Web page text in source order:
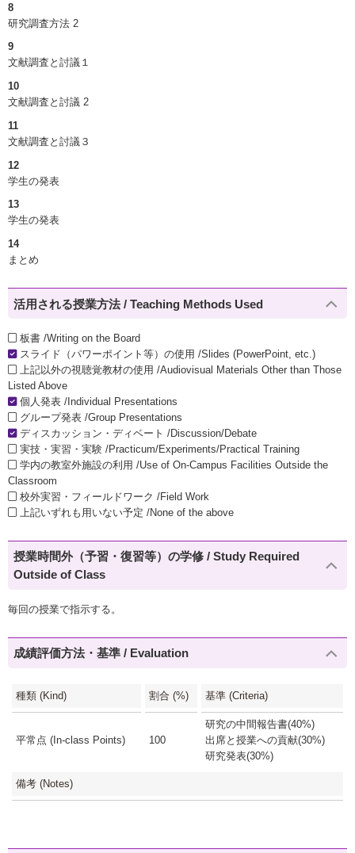
8
研究調査方法 2
9
文献調査と討議１
10
文献調査と討議 2
11
文献調査と討議３
12
学生の発表
13
学生の発表
14
まとめ
活用される授業方法 / Teaching Methods Used
板書 /Writing on the Board
スライド（パワーポイント等）の使用 /Slides (PowerPoint, etc.)
上記以外の視聴覚教材の使用 /Audiovisual Materials Other than Those
Listed Above
個人発表 /Individual Presentations
グループ発表 /Group Presentations
ディスカッション・ディベート /Discussion/Debate
実技・実習・実験 /Practicum/Experiments/Practical Training
学内の教室外施設の利用 /Use of On-Campus Facilities Outside the
Classroom
校外実習・フィールドワーク /Field Work
上記いずれも用いない予定 /None of the above
授業時間外（予習・復習等）の学修 / Study Required
Outside of Class
毎回の授業で指示する。
成績評価方法・基準 / Evaluation
種類 (Kind) 割合 (%) 基準 (Criteria)
平常点 (In-class Points) 100
研究の中間報告書(40%)
出席と授業への貢献(30%)
研究発表(30%)
備考 (Notes)